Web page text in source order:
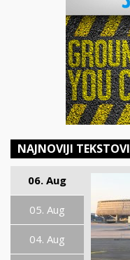
NAJNOVIJI TEKSTOVI
06. Aug
05. Aug
04. Aug